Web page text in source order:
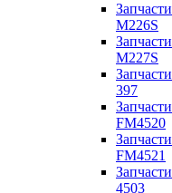
M226S
M227S
397
FM4520
FM4521
4503